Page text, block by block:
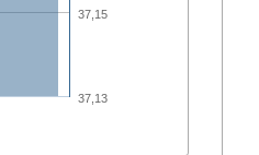
37,13
37,15